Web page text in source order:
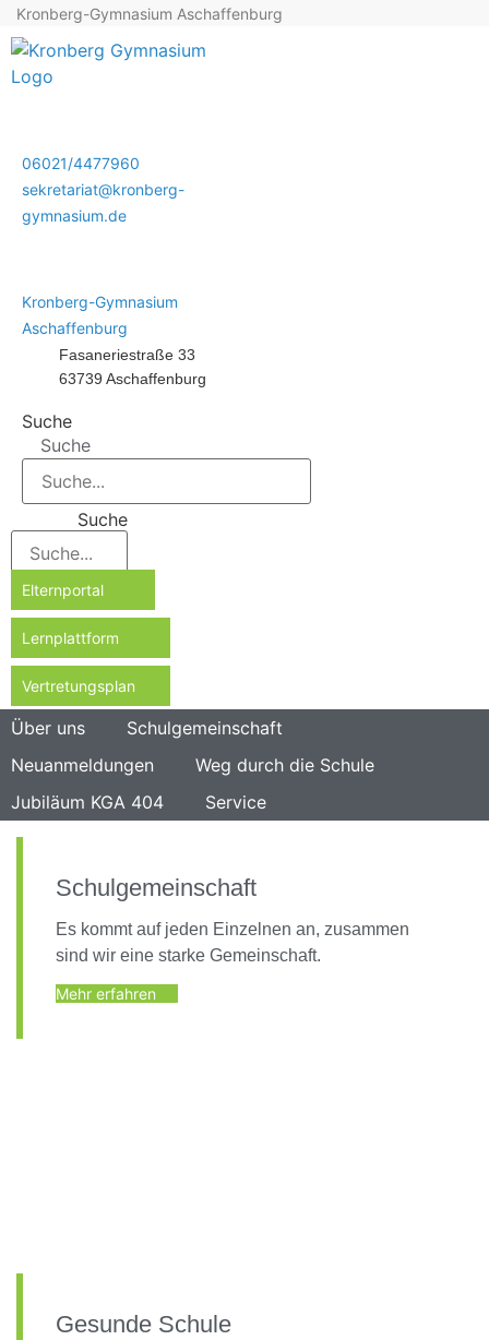
Kronberg-Gymnasium Aschaffenburg
06021/4477960
sekretariat@kronberg-
gymnasium.de
Kronberg-Gymnasium
Aschaffenburg
Fasaneriestraße 33
63739 Aschaffenburg
Suche
Suche
Suche
Elternportal
Lernplattform
Vertretungsplan
Über uns
Schulgemeinschaft
Neuanmeldungen
Weg durch die Schule
Jubiläum KGA 404
Service
Schulgemeinschaft
Es kommt auf jeden Einzelnen an, zusammen
sind wir eine starke Gemeinschaft.
Mehr erfahren
Gesunde Schule